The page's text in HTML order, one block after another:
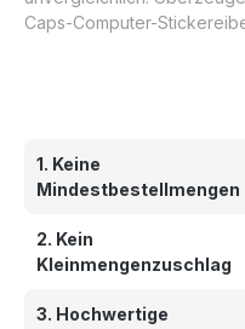
Caps-Computer-
1. Keine
Mindestbestellmengen
2. Kein
Kleinmengenzuschlag
3. Hochwertige